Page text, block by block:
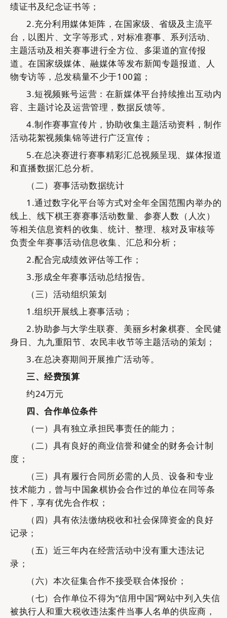
绩证书及纪念证书等 ；
2.充分利用媒体矩阵，在国家级、省级及主流平
台，以图片、文字等形式，对标准赛事、系列活动、
主题活动及相关赛事进行全方位、多渠道的宣传报
道。在国家级媒体、融媒体等发布新闻专题报道、人
物专访等，总发稿量不少于100篇；
3.短视频账号运营：在新媒体平台持续推出互动内
容、主题讨论及运营管理，数据反馈等。
4.制作赛事宣传片， 协助收集主题活动资料，制作
活动花絮视频集锦等进行广泛宣传；
5.在总决赛进行赛事精彩汇总视频呈现、媒体报道
和直播数据汇总分析。
（二）赛事活动数据统计
1.通过数字化平台等方式对全年全国范围内举办的
线上、线下棋王赛赛事活动数量、参赛人数（人次）
等相关信息资料的收集、统计、整理、核对及审核等
负责全年赛事活动信息收集、汇总和分析；
2.配合完成绩效评估等工作 ；
3.形成全年赛事活动总结报告。
（三）活动组织策划
1.组织开展线上赛事活动；
2.协助参与大学生联赛、美丽乡村象棋赛、全民健
身日、九九重阳节、农民丰收节等主题活动的策划；
3.在总决赛期间开展推广活动等。
三、经费预算
约24万元
四、合作单位条件
（一）具有独立承担民事责任的能力；
（二）具有良好的商业信誉和健全的财务会计制
度；
（三）具有履行合同所必需的人员、设备和专业
技术能力，曾与中国象棋协会合作过的单位在同等条
件下，享有优先合作权；
（四）具有依法缴纳税收和社会保障资金的良好
记录；
（五）近三年内在经营活动中没有重大违法记
录；
（六）本次征集合作不接受联合体报价；
（七）合作单位不得为“信用中国”网站中列入失信
被执行人和重大税收违法案件当事人名单的供应商，